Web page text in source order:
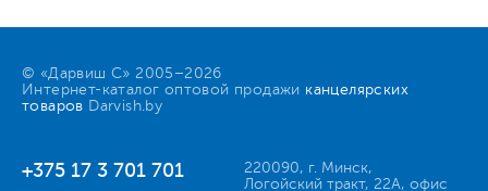
© «Дарвиш С» 2005–2026
Интернет-каталог оптовой продажи канцелярских
товаров Darvish.by
+375 17 3 701 701
220090, г. Минск,
Логойский тракт, 22А, офис